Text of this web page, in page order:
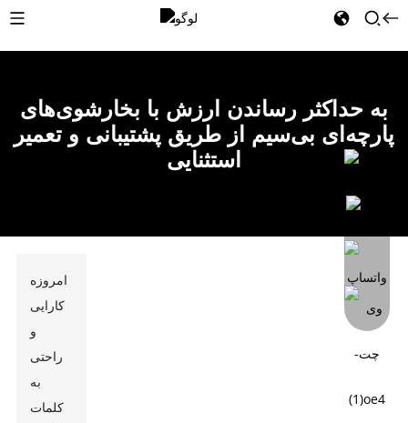
به حداکثر رساندن ارزش با بخارشوی‌های
پارچه‌ای بی‌سیم از طریق پشتیبانی و تعمیر
استثنایی
امروزه
کارایی
و
راحتی
به
کلمات